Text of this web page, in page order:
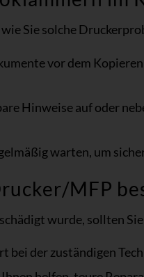
Sie solche
vor dem
Hinweise auf oder
warten, um
MFP
wurde, sollten
bei der zuständigen